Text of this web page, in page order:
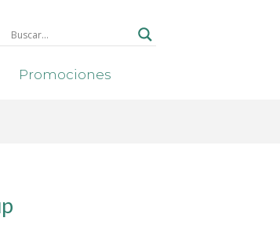
Promociones